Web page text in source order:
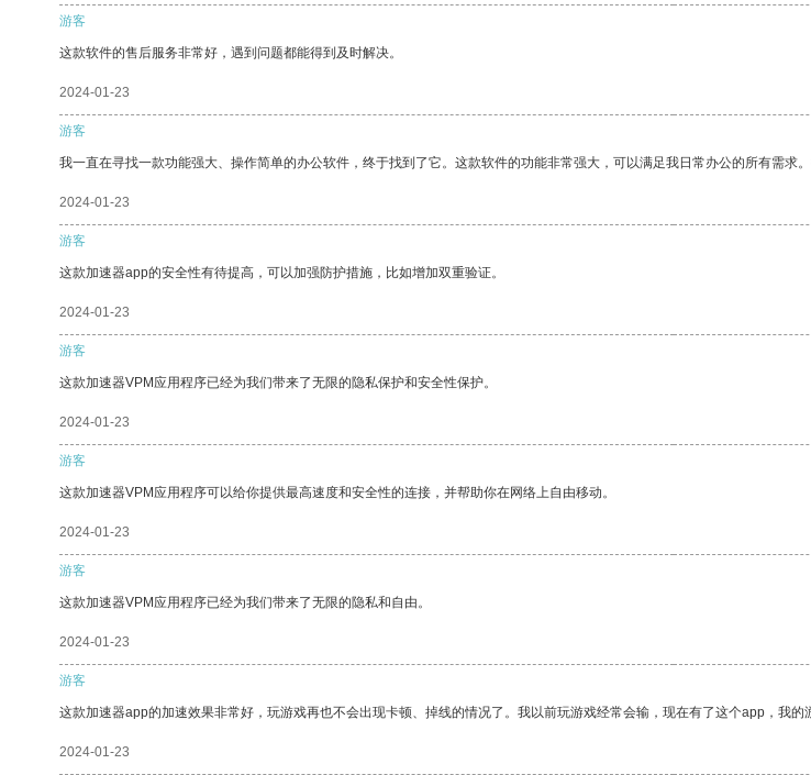
游客
这款软件的售后服务非常好，遇到问题都能得到及时解决。
2024-01-23
游客
我一直在寻找一款功能强大、操作简单的办公软件，终于找到了它。这款软件的功能非常强大，可以满足我日常办公的所有需求
2024-01-23
游客
这款加速器app的安全性有待提高，可以加强防护措施，比如增加双重验证。
2024-01-23
游客
这款加速器VPM应用程序已经为我们带来了无限的隐私保护和安全性保护。
2024-01-23
游客
这款加速器VPM应用程序可以给你提供最高速度和安全性的连接，并帮助你在网络上自由移动。
2024-01-23
游客
这款加速器VPM应用程序已经为我们带来了无限的隐私和自由。
2024-01-23
游客
这款加速器app的加速效果非常好，玩游戏再也不会出现卡顿、掉线的情况了。我以前玩游戏经常会输，现在有了这个app，我的
2024-01-23